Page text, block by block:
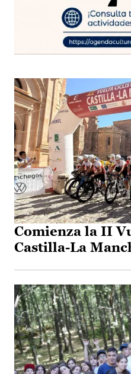
Comienza la II
Castilla-La